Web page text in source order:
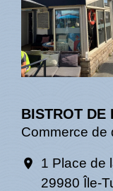
BISTROT DE
Commerce de
location_on
1 Place de
29980 Île-